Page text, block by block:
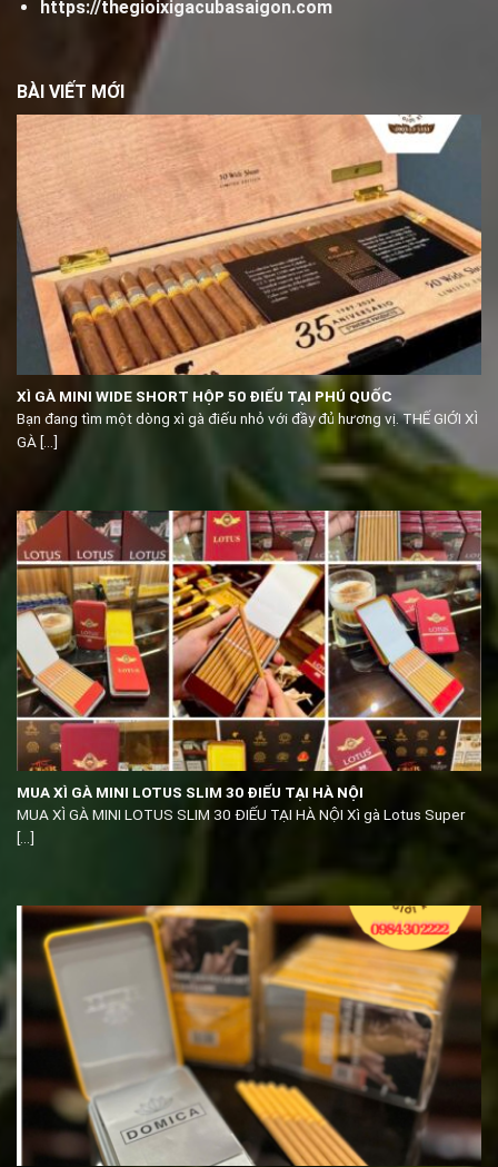
https://thegioixigacubasaigon.com
BÀI VIẾT MỚI
XÌ GÀ MINI WIDE SHORT HỘP 50 ĐIẾU TẠI PHÚ QUỐC
Bạn đang tìm một dòng xì gà điếu nhỏ với đầy đủ hương vị. THẾ GIỚI XÌ
GÀ [...]
MUA XÌ GÀ MINI LOTUS SLIM 30 ĐIẾU TẠI HÀ NỘI
MUA XÌ GÀ MINI LOTUS SLIM 30 ĐIẾU TẠI HÀ NỘI Xì gà Lotus Super
[...]